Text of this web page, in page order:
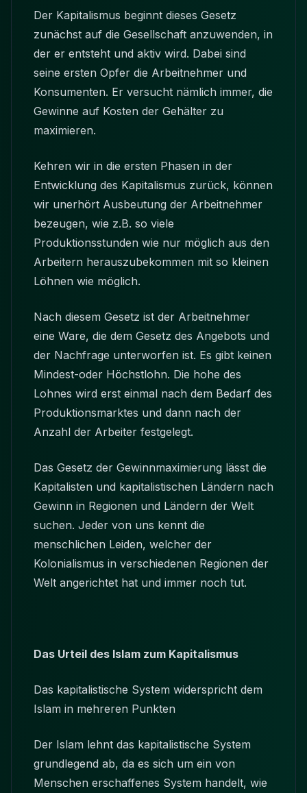
Der Kapitalismus beginnt dieses Gesetz
zunächst auf die Gesellschaft anzuwenden, in
der er entsteht und aktiv wird. Dabei sind
seine ersten Opfer die Arbeitnehmer und
Konsumenten. Er versucht nämlich immer, die
Gewinne auf Kosten der Gehälter zu
maximieren.
Kehren wir in die ersten Phasen in der
Entwicklung des Kapitalismus zurück, können
wir unerhört Ausbeutung der Arbeitnehmer
bezeugen, wie z.B. so viele
Produktionsstunden wie nur möglich aus den
Arbeitern herauszubekommen mit so kleinen
Löhnen wie möglich.
Nach diesem Gesetz ist der Arbeitnehmer
eine Ware, die dem Gesetz des Angebots und
der Nachfrage unterworfen ist. Es gibt keinen
Mindest-oder Höchstlohn. Die hohe des
Lohnes wird erst einmal nach dem Bedarf des
Produktionsmarktes und dann nach der
Anzahl der Arbeiter festgelegt.
Das Gesetz der Gewinnmaximierung lässt die
Kapitalisten und kapitalistischen Ländern nach
Gewinn in Regionen und Ländern der Welt
suchen. Jeder von uns kennt die
menschlichen Leiden, welcher der
Kolonialismus in verschiedenen Regionen der
Welt angerichtet hat und immer noch tut.
Das Urteil des Islam zum Kapitalismus
Das kapitalistische System widerspricht dem
Islam in mehreren Punkten
Der Islam lehnt das kapitalistische System
grundlegend ab, da es sich um ein von
Menschen erschaffenes System handelt, wie